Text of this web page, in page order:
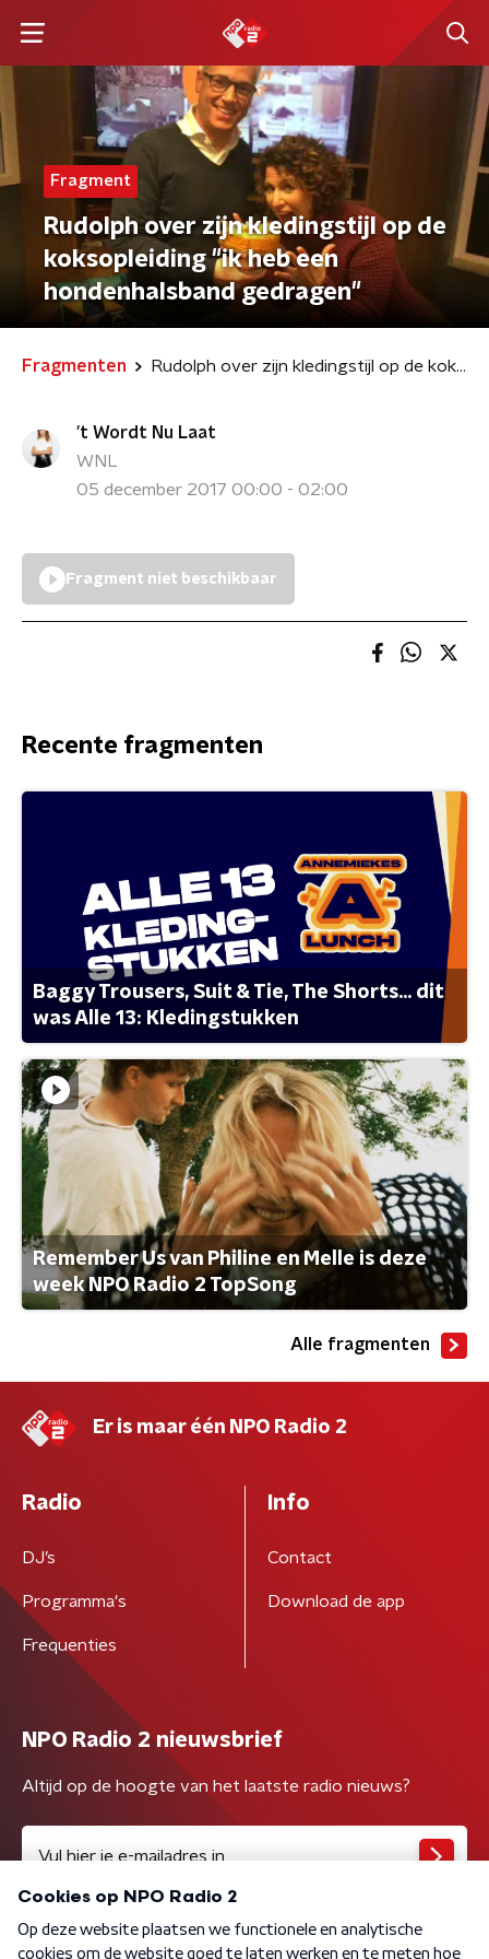
Fragment
Rudolph over zijn kledingstijl op de
koksopleiding "ik heb een
hondenhalsband gedragen"
Fragmenten Rudolph over zijn kledingstijl op de koksopleiding "ik heb een hondenhalsband gedragen"
't Wordt Nu Laat
WNL
05 december 2017 00:00 - 02:00
Fragment niet beschikbaar
Recente fragmenten
Baggy Trousers, Suit & Tie, The Shorts... dit
was Alle 13: Kledingstukken
Remember Us van Philine en Melle is deze
week NPO Radio 2 TopSong
Alle fragmenten
Er is maar één NPO Radio 2
Radio
DJ’s
Programma's
Frequenties
Info
Contact
Download de app
NPO Radio 2 nieuwsbrief
Altijd op de hoogte van het laatste radio nieuws?